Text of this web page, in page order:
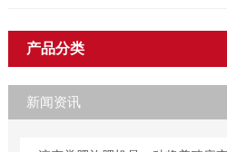
产品分类
新闻资讯